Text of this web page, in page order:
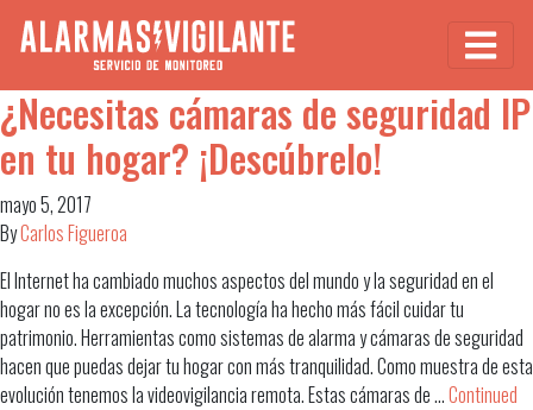
¿Necesitas cámaras de seguridad IP
en tu hogar? ¡Descúbrelo!
mayo 5, 2017
ByCarlos Figueroa
El Internet ha cambiado muchos aspectos del mundo y la seguridad en el
hogar no es la excepción. La tecnología ha hecho más fácil cuidar tu
patrimonio. Herramientas como sistemas de alarma y cámaras de seguridad
hacen que puedas dejar tu hogar con más tranquilidad. Como muestra de esta
evolución tenemos la videovigilancia remota. Estas cámaras de …Continued